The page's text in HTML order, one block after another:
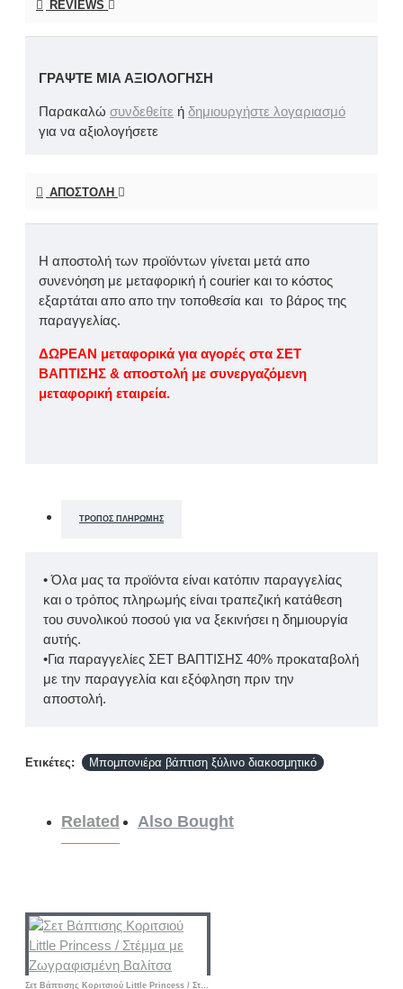
REVIEWS
ΓΡΆΨΤΕ ΜΙΑ ΑΞΙΟΛΌΓΗΣΗ
Παρακαλώ συνδεθείτε ή δημιουργήστε λογαριασμό
για να αξιολογήσετε
ΑΠΟΣΤΟΛΉ
Η αποστολή των προϊόντων γίνεται μετά απο
συνενόηση με μεταφορική ή courier και το κόστος
εξαρτάται απο απο την τοποθεσία και το βάρος της
παραγγελίας.
ΔΩΡΕΑΝ μεταφορικά για αγορές στα ΣΕΤ
ΒΑΠΤΙΣΗΣ & αποστολή με συνεργαζόμενη
μεταφορική εταιρεία.
ΤΡΌΠΟΣ ΠΛΗΡΩΜΉΣ
• Όλα μας τα προϊόντα είναι κατόπιν παραγγελίας
και ο τρόπος πληρωμής είναι τραπεζική κατάθεση
του συνολικού ποσού για να ξεκινήσει η δημιουργία
αυτής.
•Για παραγγελίες ΣΕΤ ΒΑΠΤΙΣΗΣ 40% προκαταβολή
με την παραγγελία και εξόφληση πριν την
αποστολή.
Ετικέτες: Μπομπονιέρα βάπτιση ξύλινο διακοσμητικό
Related Also Bought
Σετ Βάπτισης Κοριτσιού Little Princess / Στέμμα με Ζωγραφισμένη Βαλίτσα